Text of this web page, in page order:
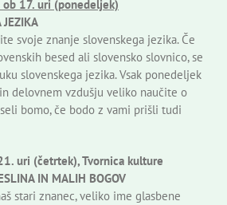
17. uri (ponedeljek)
JEZIKA
svoje znanje slovenskega jezika. Če
besed ali slovensko slovnico, se
slovenskega jezika. Vsak ponedeljek
delovnem vzdušju veliko naučite o
bomo, če bodo z vami prišli tudi
uri (četrtek), Tvornica kulture
IN MALIH BOGOV
stari znanec, veliko ime glasbene